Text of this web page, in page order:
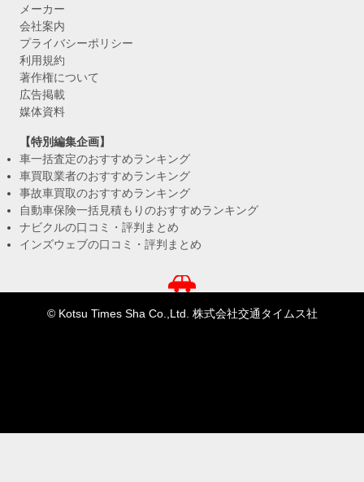
メーカー
会社案内
プライバシーポリシー
利用規約
著作権について
広告掲載
媒体資料
【特別編集企画】
車一括査定のおすすめランキング
車買取業者のおすすめランキング
事故車買取のおすすめランキング
自動車保険一括見積もりのおすすめランキング
ナビクルの口コミ・評判まとめ
インズウェブの口コミ・評判まとめ
© Kotsu Times Sha Co.,Ltd. 株式会社交通タイムス社